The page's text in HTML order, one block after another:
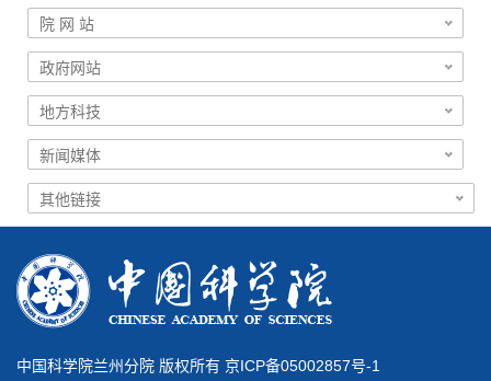
中国科学院兰州分院 版权所有 京ICP备05002857号-1